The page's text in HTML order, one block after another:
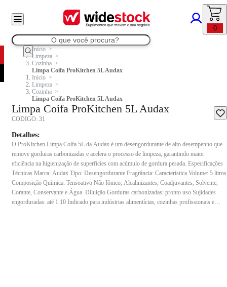
0
Início
Limpeza
Cozinha
Limpa Coifa ProKitchen 5L Audax
Início
Limpeza
Cozinha
Limpa Coifa ProKitchen 5L Audax
Limpa Coifa ProKitchen 5L Audax
CODIGO: 31
Detalhes:
O ProKitchen Limpa Coifa 5L da Audax é um desengordurante de alto desempenho que
remove gorduras carbonizadas e acelera o processo de limpeza, garantindo maior
eficiência na higienização de superfícies com acúmulo de gordura pesada. Especificações
Técnicas Marca: Audax Tipo: Desengordurante Fragrância: Característica Volume: 5 litros
Composição Química: Tensoativo Não Iônico, Alcalinizantes, Coadjuvantes, Solvente,
Corante, Conservante e Água. Diluição Gorduras carbonizadas: pronto uso Sujidades
engorduradas: até 1:10 Indicado para indústrias alimentícias, cozinhas profissionais e